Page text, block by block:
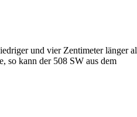
und vier Zentimeter länger
so kann der 508 SW aus dem